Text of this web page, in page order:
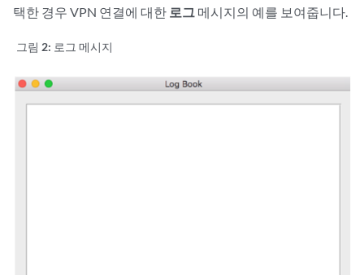
택한 경우 VPN 연결에 대한 로그 메시지의 예를 보여줍니다.
그림 2: 로그 메시지